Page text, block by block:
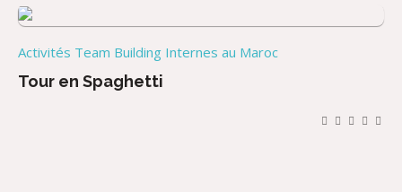
Activités Team Building Internes au Maroc
Tour en Spaghetti